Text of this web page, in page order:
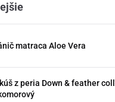
matraca Aloe Vera
z peria Down & feather